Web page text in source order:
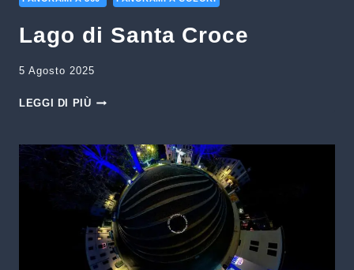
Lago di Santa Croce
5 Agosto 2025
LEGGI DI PIÙLAGO
CROCE